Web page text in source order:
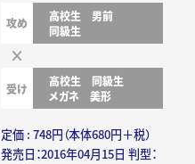
攻め 高校生
男前
同級生
受け 高校生
同級生
メガネ
美形
定価 : 748円（本体680円＋税）
発売日：2016年04月15日 判型：